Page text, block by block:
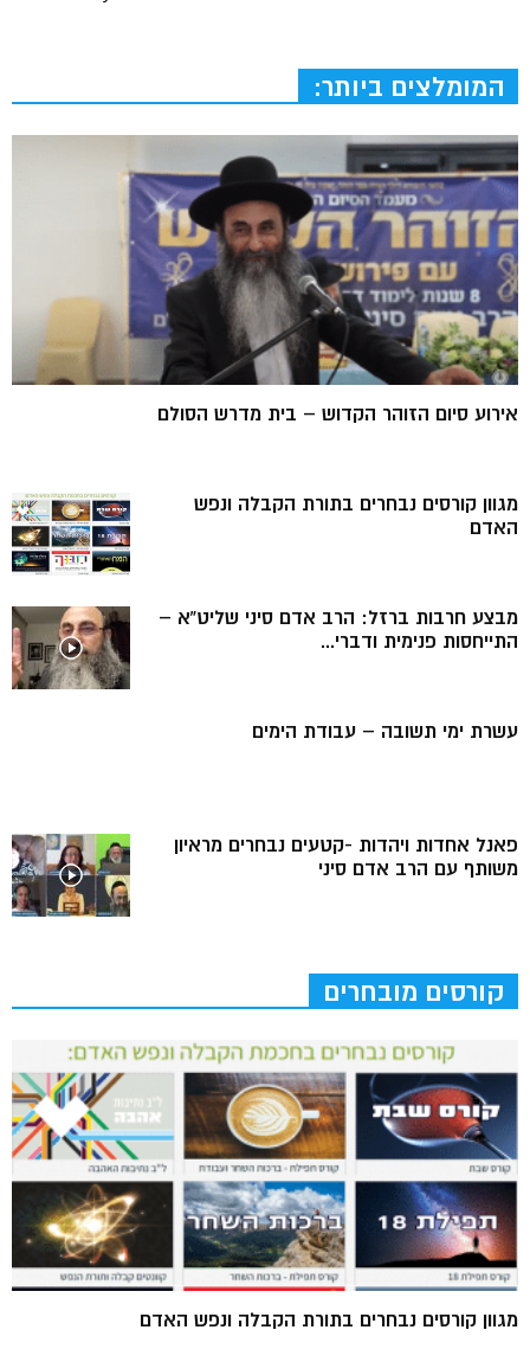
המומלצים ביותר:
אירוע סיום הזוהר הקדוש – בית מדרש הסולם
מגוון קורסים נבחרים בתורת הקבלה ונפש
האדם
מבצע חרבות ברזל: הרב אדם סיני שליט”א –
התייחסות פנימית ודברי...
עשרת ימי תשובה – עבודת הימים
פאנל אחדות ויהדות -קטעים נבחרים מראיון
משותף עם הרב אדם סיני
קורסים מובחרים
מגוון קורסים נבחרים בתורת הקבלה ונפש האדם